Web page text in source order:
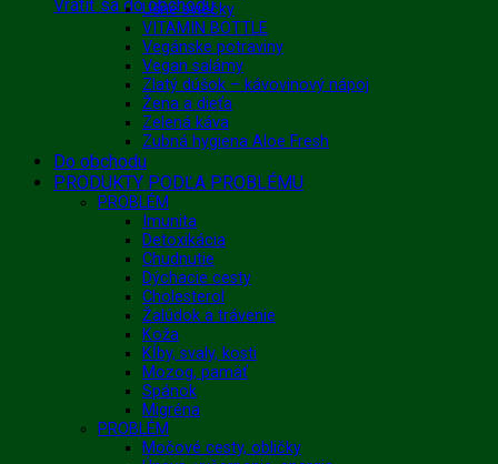
Vrátiť sa do obchodu
Ušné sviečky
VITAMIN BOTTLE
Vegánske potraviny
Vegan salámy
Zlatý dúšok – kávovinový nápoj
Žena a dieťa
Zelená káva
Zubná hygiena Aloe Fresh
Do obchodu
PRODUKTY PODĽA PROBLÉMU
PROBLÉM
Imunita
Detoxikácia
Chudnutie
Dýchacie cesty
Cholesterol
Žalúdok a trávenie
Koža
Kĺby, svaly, kosti
Mozog, pamäť
Spánok
Migréna
PROBLÉM
Močové cesty, obličky